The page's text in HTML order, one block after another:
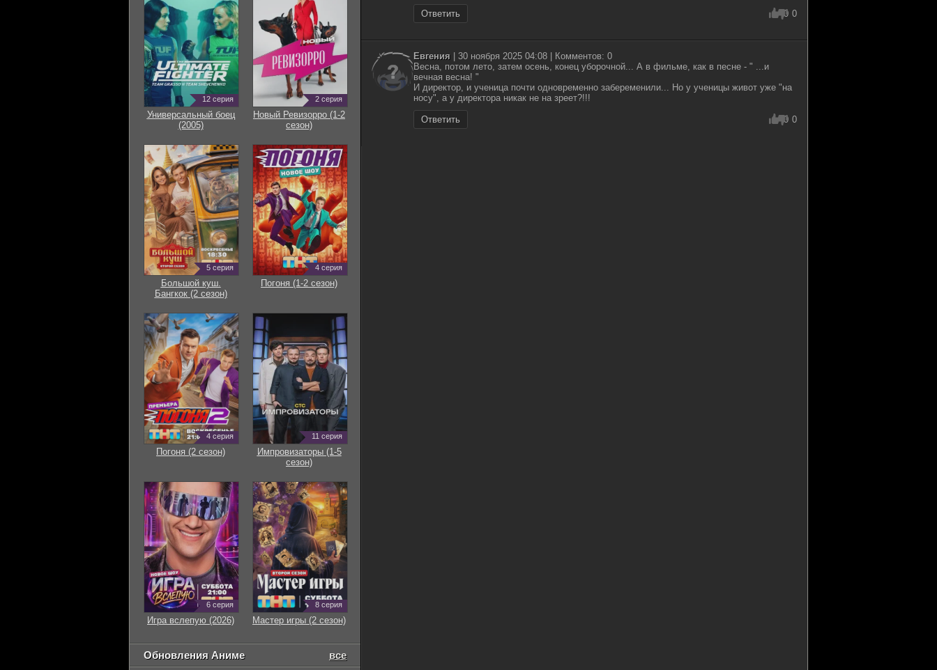
Ответить 0 0
Евгения | 30 ноября 2025 04:08 | Комментов: 0
Весна, потом лето, затем осень, конец уборочной... А в фильме, как в песне - " ...и
вечная весна! "
И директор, и ученица почти одновременно забеременили... Но у ученицы живот уже "на
носу", а у директора никак не на зреет?!!!
Ответить 0 0
12 серия
Универсальный боец
(2005)
2 серия
Новый Ревизорро (1-2
сезон)
5 серия
Большой куш.
Бангкок (2 сезон)
4 серия
Погоня (1-2 сезон)
4 серия
Погоня (2 сезон)
11 серия
Импровизаторы (1-5
сезон)
6 серия
Игра вслепую (2026)
8 серия
Мастер игры (2 сезон)
Обновления Аниме все